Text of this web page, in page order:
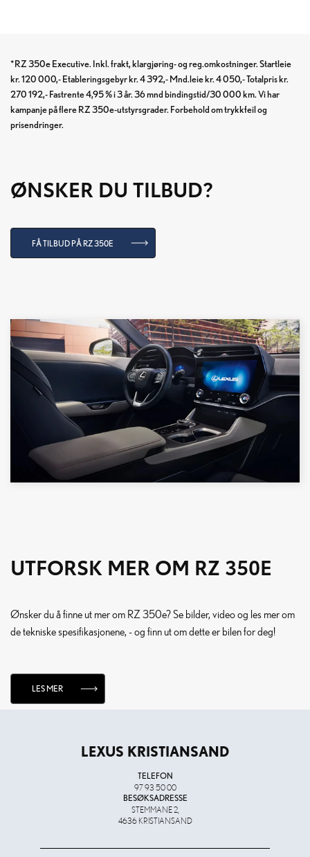
*RZ 350e Executive. Inkl. frakt, klargjøring- og reg.omkostninger. Startleie
kr. 120 000,- Etableringsgebyr kr. 4 392,- Mnd.leie kr. 4 050,- Totalpris kr.
270 192,- Fastrente 4,95 % i 3 år. 36 mnd bindingstid/30 000 km. Vi har
kampanje på flere RZ 350e-utstyrsgrader. Forbehold om trykkfeil og
prisendringer.
ØNSKER DU TILBUD?
FÅ TILBUD PÅ RZ 350E
UTFORSK MER OM RZ 350E
Ønsker du å finne ut mer om RZ 350e? Se bilder, video og les mer om
de tekniske spesifikasjonene, - og finn ut om dette er bilen for deg!
LES MER
LEXUS KRISTIANSAND
TELEFON
97 93 50 00
BESØKSADRESSE
STEMMANE 2,
4636 KRISTIANSAND